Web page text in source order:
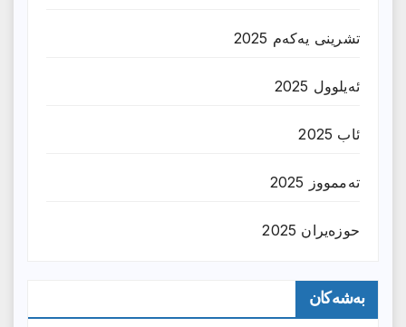
تشرینی یەکەم 2025
ئەیلوول 2025
ئاب 2025
تەممووز 2025
حوزه‌یران 2025
بەشەکان